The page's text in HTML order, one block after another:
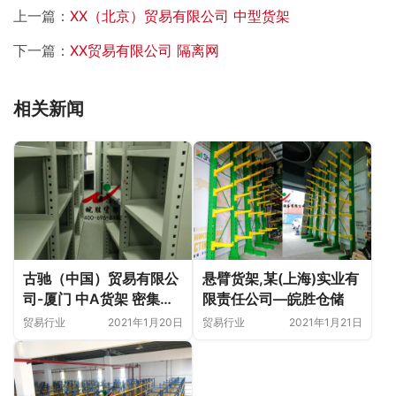
上一篇： XX（北京）贸易有限公司 中型货架
下一篇： XX贸易有限公司 隔离网
相关新闻
古驰（中国）贸易有限公
司-厦门 中A货架 密集柜
更衣柜
贸易行业 2021年1月20日
悬臂货架,某(上海)实业有
限责任公司—皖胜仓储
贸易行业 2021年1月21日